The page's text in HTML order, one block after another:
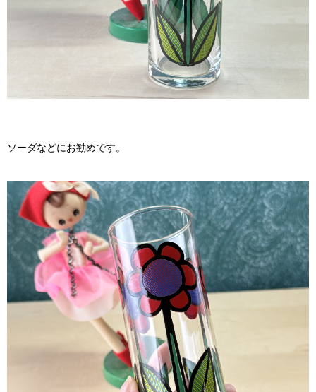
ソーダなどにお勧めです。